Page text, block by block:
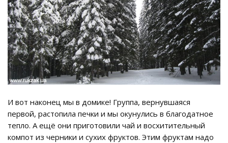
И вот наконец мы в домике! Группа, вернувшаяся
первой, растопила печки и мы окунулись в благодатное
тепло. А ещё они приготовили чай и восхитительный
компот из черники и сухих фруктов. Этим фруктам надо